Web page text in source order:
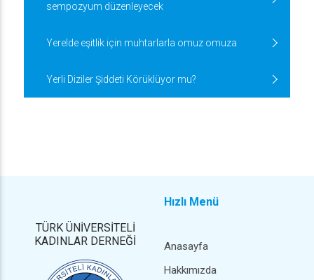
sempozyum düzenleyecek
Yerelde eşitlik için muhtarlarla omuz omuza
Yerli Diziler Şiddeti Körüklüyor mu?
TÜRK ÜNİVERSİTELİ
KADINLAR DERNEĞİ
Hızlı Menü
Anasayfa
Hakkımızda